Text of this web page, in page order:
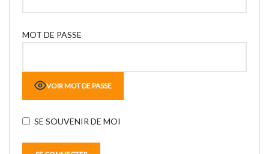
MOT DE PASSE
VOIR MOT DE PASSE
SE SOUVENIR DE MOI